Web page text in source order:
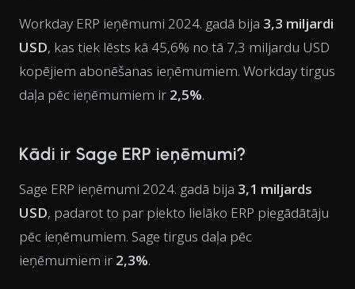
Workday ERP ieņēmumi 2024. gadā bija 3,3 miljardi
USD, kas tiek lēsts kā 45,6% no tā 7,3 miljardu USD
kopējiem abonēšanas ieņēmumiem. Workday tirgus
daļa pēc ieņēmumiem ir 2,5%.
Kādi ir Sage ERP ieņēmumi?
Sage ERP ieņēmumi 2024. gadā bija 3,1 miljards
USD, padarot to par piekto lielāko ERP piegādātāju
pēc ieņēmumiem. Sage tirgus daļa pēc
ieņēmumiem ir 2,3%.